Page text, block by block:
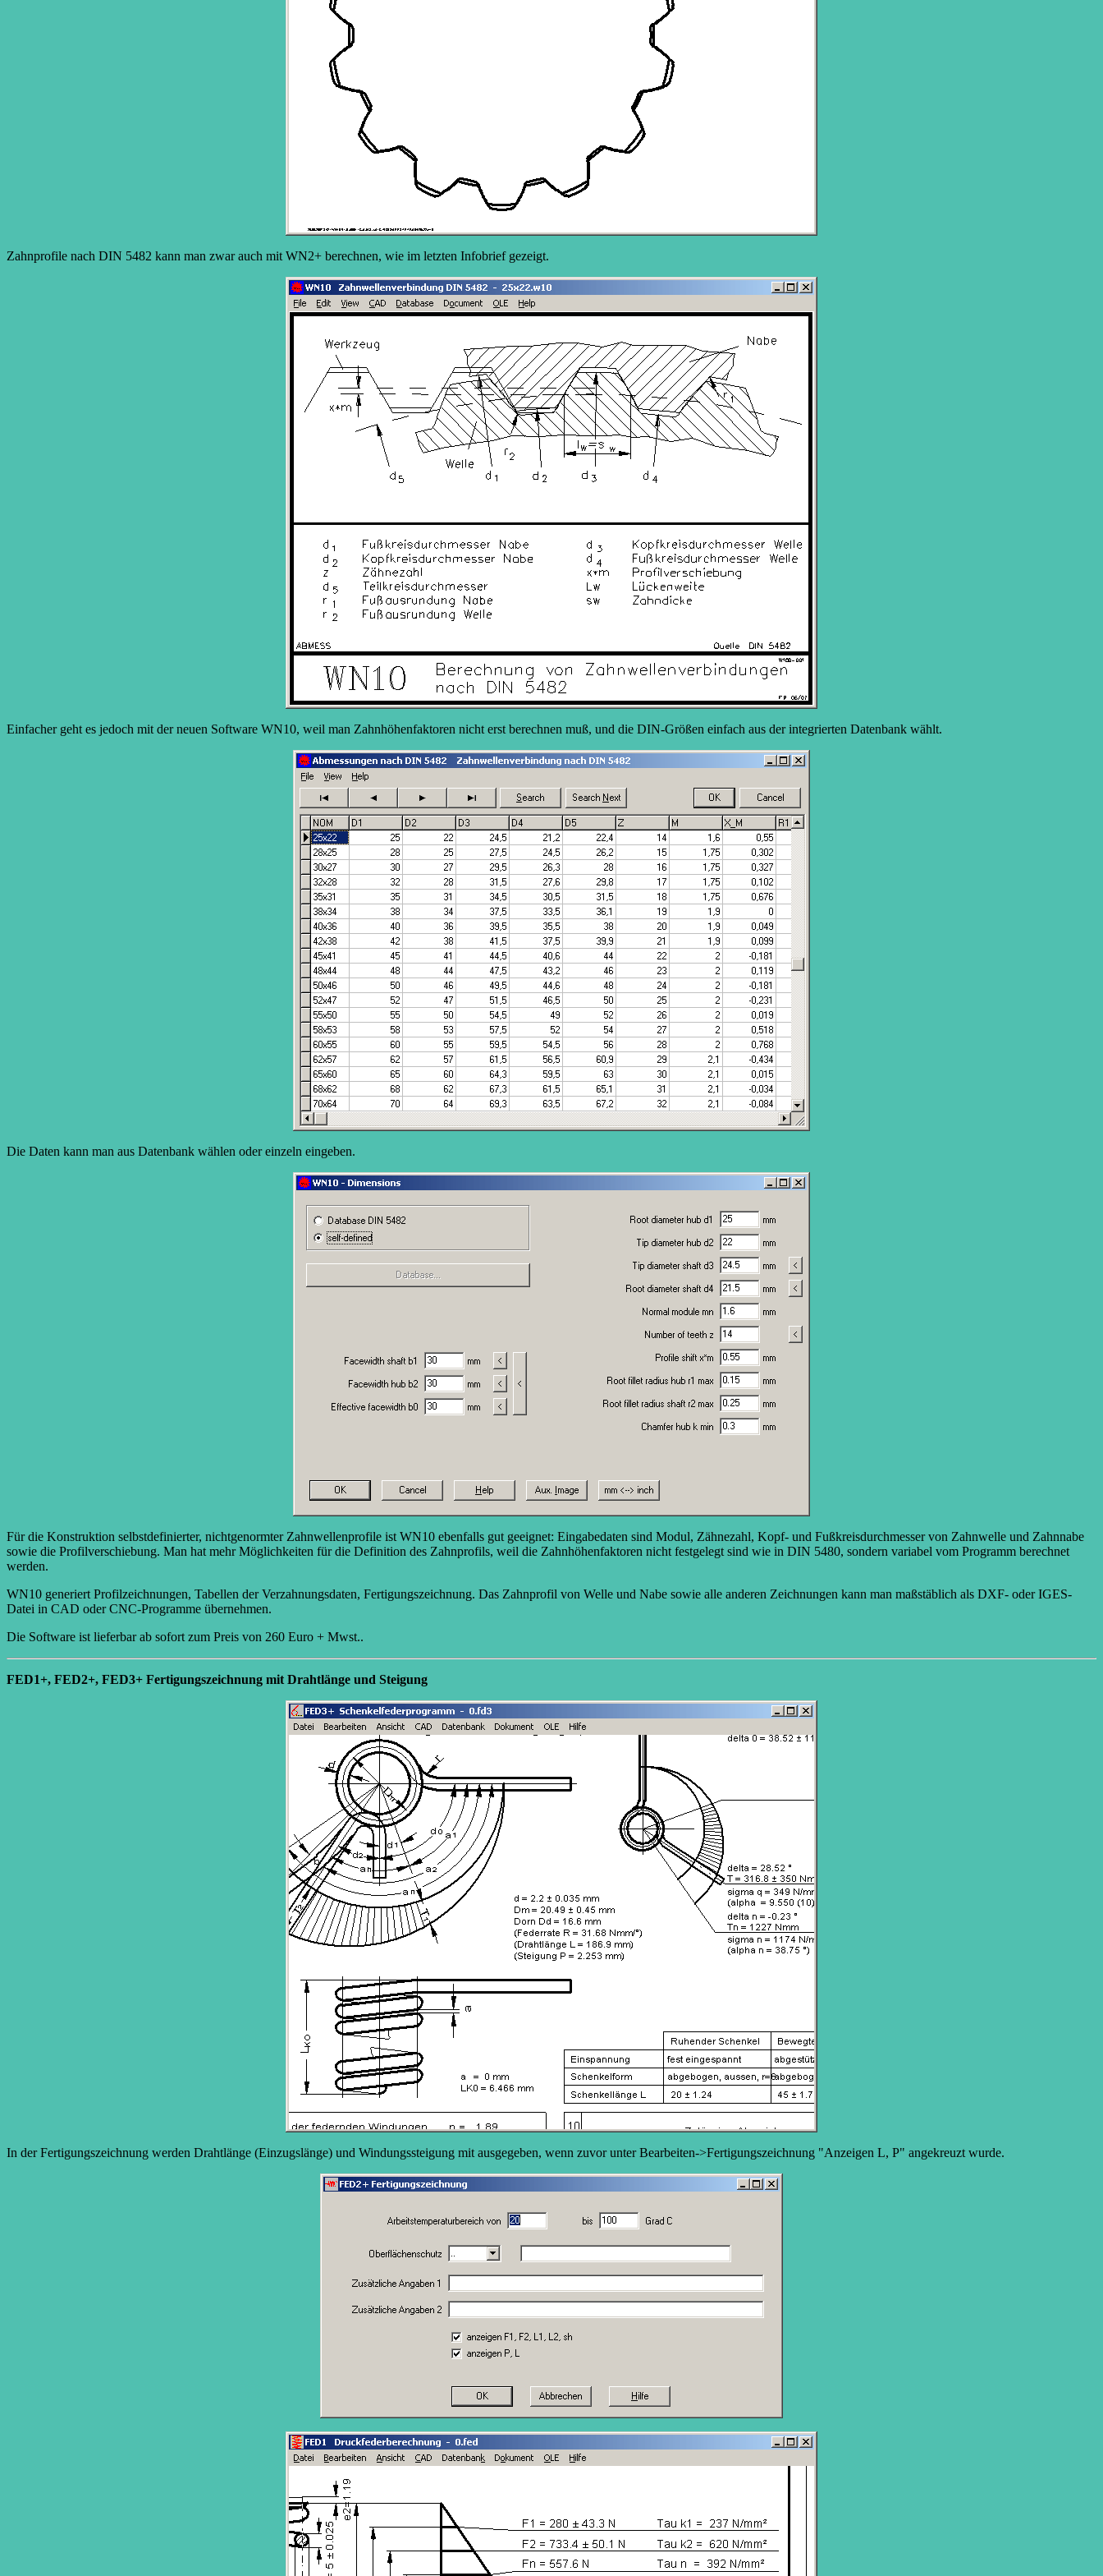
Zahnprofile nach DIN 5482 kann man zwar auch mit WN2+ berechnen, wie im letzten Infobrief gezeigt.
Einfacher geht es jedoch mit der neuen Software WN10, weil man Zahnhöhenfaktoren nicht erst berechnen muß, und die DIN-Größen einfach aus der integrierten Datenbank wählt.
Die Daten kann man aus Datenbank wählen oder einzeln eingeben.
Für die Konstruktion selbstdefinierter, nichtgenormter Zahnwellenprofile ist WN10 ebenfalls gut geeignet: Eingabedaten sind Modul, Zähnezahl, Kopf- und Fußkreisdurchmesser von Zahnwelle und Zahnnabe
sowie die Profilverschiebung. Man hat mehr Möglichkeiten für die Definition des Zahnprofils, weil die Zahnhöhenfaktoren nicht festgelegt sind wie in DIN 5480, sondern variabel vom Programm berechnet
werden.
WN10 generiert Profilzeichnungen, Tabellen der Verzahnungsdaten, Fertigungszeichnung. Das Zahnprofil von Welle und Nabe sowie alle anderen Zeichnungen kann man maßstäblich als DXF- oder IGES-
Datei in CAD oder CNC-Programme übernehmen.
Die Software ist lieferbar ab sofort zum Preis von 260 Euro + Mwst..
FED1+, FED2+, FED3+ Fertigungszeichnung mit Drahtlänge und Steigung
In der Fertigungszeichnung werden Drahtlänge (Einzugslänge) und Windungssteigung mit ausgegeben, wenn zuvor unter Bearbeiten->Fertigungszeichnung "Anzeigen L, P" angekreuzt wurde.